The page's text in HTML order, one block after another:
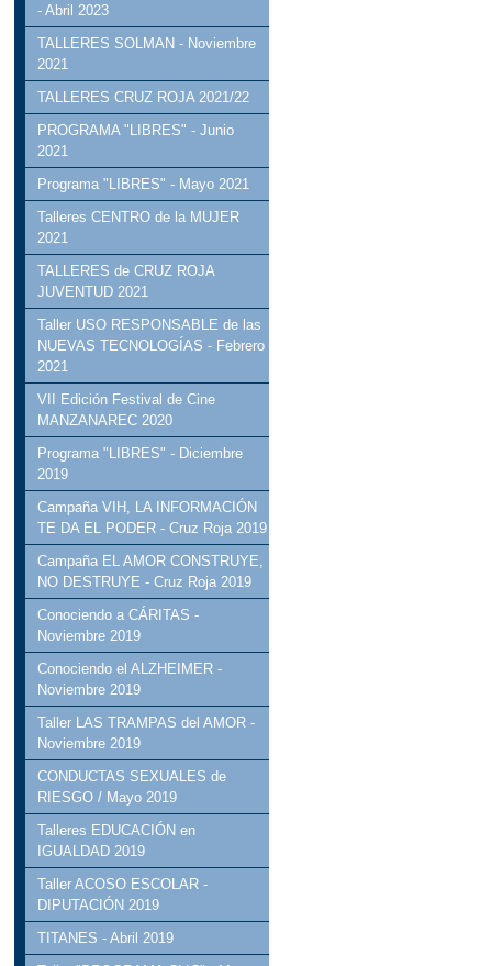
- Abril 2023
TALLERES SOLMAN - Noviembre
2021
TALLERES CRUZ ROJA 2021/22
PROGRAMA "LIBRES" - Junio
2021
Programa "LIBRES" - Mayo 2021
Talleres CENTRO de la MUJER
2021
TALLERES de CRUZ ROJA
JUVENTUD 2021
Taller USO RESPONSABLE de las
NUEVAS TECNOLOGÍAS - Febrero
2021
VII Edición Festival de Cine
MANZANAREC 2020
Programa "LIBRES" - Diciembre
2019
Campaña VIH, LA INFORMACIÓN
TE DA EL PODER - Cruz Roja 2019
Campaña EL AMOR CONSTRUYE,
NO DESTRUYE - Cruz Roja 2019
Conociendo a CÁRITAS -
Noviembre 2019
Conociendo el ALZHEIMER -
Noviembre 2019
Taller LAS TRAMPAS del AMOR -
Noviembre 2019
CONDUCTAS SEXUALES de
RIESGO / Mayo 2019
Talleres EDUCACIÓN en
IGUALDAD 2019
Taller ACOSO ESCOLAR -
DIPUTACIÓN 2019
TITANES - Abril 2019